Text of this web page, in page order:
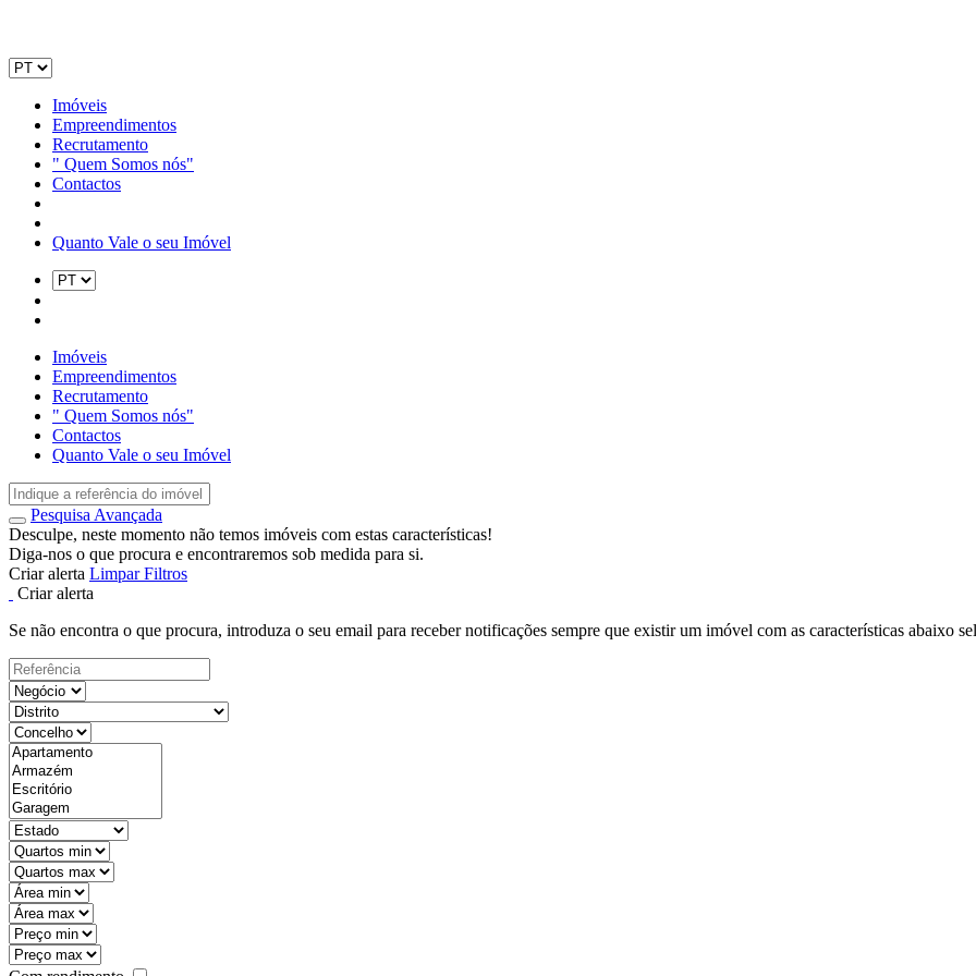
Imóveis
Empreendimentos
Recrutamento
" Quem Somos nós"
Contactos
Quanto Vale o seu Imóvel
Imóveis
Empreendimentos
Recrutamento
" Quem Somos nós"
Contactos
Quanto Vale o seu Imóvel
Pesquisa Avançada
Desculpe, neste momento não temos imóveis com estas características!
Diga-nos o que procura e encontraremos sob medida para si.
Criar alerta Limpar Filtros
Criar alerta
Se não encontra o que procura, introduza o seu email para receber notificações sempre que existir um imóvel com as características abaixo